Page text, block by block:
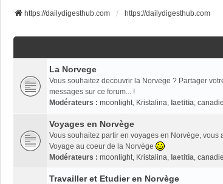
https://dailydigesthub.com https://dailydigesthub.com
La Norvege
Vous souhaitez decouvrir la Norvege ? Partager
messages sur ce forum... !
Modérateurs : moonlight, Kristalina, laetitia,
Voyages en Norvège
Vous souhaitez partir en voyages en Norvège,
Voyage au coeur de la Norvège
Modérateurs : moonlight, Kristalina, laetitia,
Travailler et Etudier en Norvège